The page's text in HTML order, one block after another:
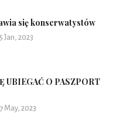
się konserwatystów
Jan, 2023
UBIEGAĆ O PASZPORT
May, 2023